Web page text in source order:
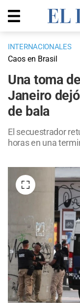
INTERNACIONALES
Caos en Brasil
Una toma
Janeiro
de bala
El secuestrador
horas en una